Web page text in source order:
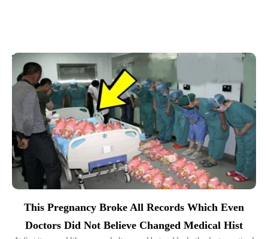
Top Picks for You
This Pregnancy Broke All Records Which Even
Doctors Did Not Believe Changed Medical Hist